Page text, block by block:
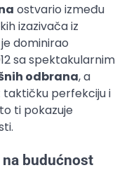
ostvario između
izazivača iz
dominirao
sa spektakularnim
odbrana, a
taktičku perfekciju i
ti pokazuje
budućnost